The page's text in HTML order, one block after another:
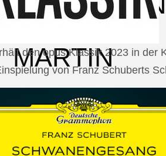
MARTIN
SCHUMANN,
LIEDERKREIS
OP. 24
den opus Klassik 2023 in der
von Franz Schuberts